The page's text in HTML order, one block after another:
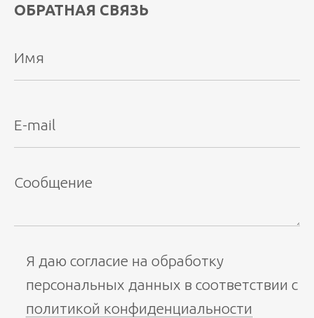
ОБРАТНАЯ СВЯЗЬ
Я даю согласие на обработку
персональных данных в соответствии с
политикой конфиденциальности